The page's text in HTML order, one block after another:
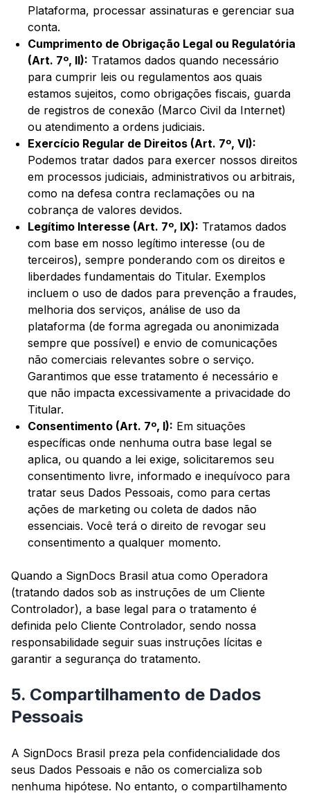
Plataforma, processar assinaturas e gerenciar sua
conta.
Cumprimento de Obrigação Legal ou Regulatória
(Art. 7º, II): Tratamos dados quando necessário
para cumprir leis ou regulamentos aos quais
estamos sujeitos, como obrigações fiscais, guarda
de registros de conexão (Marco Civil da Internet)
ou atendimento a ordens judiciais.
Exercício Regular de Direitos (Art. 7º, VI):
Podemos tratar dados para exercer nossos direitos
em processos judiciais, administrativos ou arbitrais,
como na defesa contra reclamações ou na
cobrança de valores devidos.
Legítimo Interesse (Art. 7º, IX): Tratamos dados
com base em nosso legítimo interesse (ou de
terceiros), sempre ponderando com os direitos e
liberdades fundamentais do Titular. Exemplos
incluem o uso de dados para prevenção a fraudes,
melhoria dos serviços, análise de uso da
plataforma (de forma agregada ou anonimizada
sempre que possível) e envio de comunicações
não comerciais relevantes sobre o serviço.
Garantimos que esse tratamento é necessário e
que não impacta excessivamente a privacidade do
Titular.
Consentimento (Art. 7º, I): Em situações
específicas onde nenhuma outra base legal se
aplica, ou quando a lei exige, solicitaremos seu
consentimento livre, informado e inequívoco para
tratar seus Dados Pessoais, como para certas
ações de marketing ou coleta de dados não
essenciais. Você terá o direito de revogar seu
consentimento a qualquer momento.
Quando a SignDocs Brasil atua como Operadora
(tratando dados sob as instruções de um Cliente
Controlador), a base legal para o tratamento é
definida pelo Cliente Controlador, sendo nossa
responsabilidade seguir suas instruções lícitas e
garantir a segurança do tratamento.
5. Compartilhamento de Dados
Pessoais
A SignDocs Brasil preza pela confidencialidade dos
seus Dados Pessoais e não os comercializa sob
nenhuma hipótese. No entanto, o compartilhamento